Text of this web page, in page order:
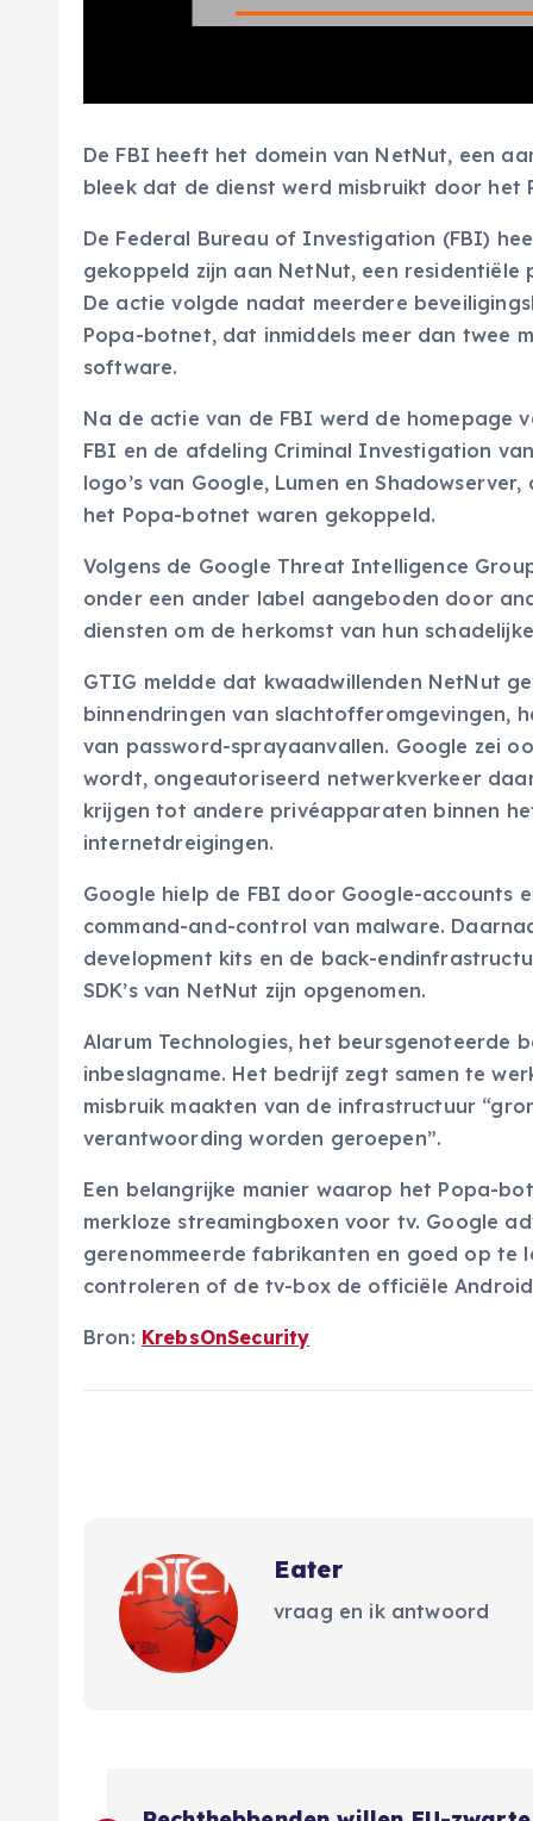
De FBI heeft het domein van NetNut, een
bleek dat de dienst werd misbruikt door het
De Federal Bureau of Investigation (FBI)
gekoppeld zijn aan NetNut, een
De actie volgde nadat meerdere
Popa-botnet, dat inmiddels meer dan twee
software.
Na de actie van de FBI werd de homepage
FBI en de afdeling Criminal Investigation
logo’s van Google, Lumen en
het Popa-botnet waren gekoppeld.
Volgens de Google Threat Intelligence
onder een ander label aangeboden door
diensten om de herkomst van hun
GTIG meldde dat kwaadwillenden NetNut
binnendringen van slachtofferomgevingen,
van password-sprayaanvallen. Google zei
wordt, ongeautoriseerd netwerkverkeer
krijgen tot andere privéapparaten binnen
internetdreigingen.
Google hielp de FBI door Google-accounts
command-and-control van malware.
development kits en de back-
SDK’s van NetNut zijn opgenomen.
Alarum Technologies, het
inbeslagname. Het bedrijf zegt samen te
misbruik maakten van de infrastructuur
verantwoording worden geroepen”.
Een belangrijke manier waarop het Popa-
merkloze streamingboxen voor tv. Google
gerenommeerde fabrikanten en goed op
controleren of de tv-box de officiële
Bron: KrebsOnSecurity
Eater
vraag en ik antwoord
B